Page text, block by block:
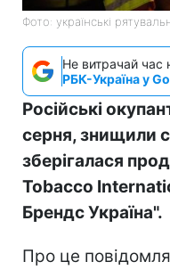
Фото: українські
Не витрачай час
РБК-Україна у
Російські
серня, знищили
зберігалася
Tobacco
Брендс Україна".
Про це